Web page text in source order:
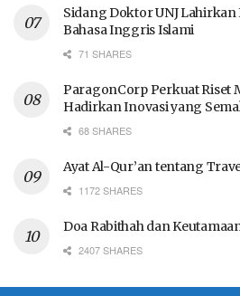
Sidang Doktor UNJ
Bahasa Inggris Islami
71 SHARES
ParagonCorp Perkuat Riset
Hadirkan Inovasi yang
68 SHARES
Ayat Al-Qur’an tentang
1172 SHARES
Doa Rabithah dan
2407 SHARES